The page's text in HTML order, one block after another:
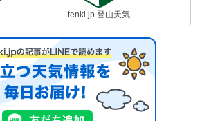
tenki.jp 登山天気